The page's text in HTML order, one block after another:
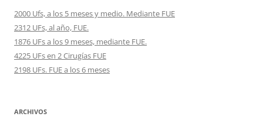
2000 Ufs, a los 5 meses y medio. Mediante FUE
2312 UFs, al año, FUE.
1876 UFs a los 9 meses, mediante FUE.
4225 UFs en 2 Cirugías FUE
2198 UFs. FUE a los 6 meses
ARCHIVOS